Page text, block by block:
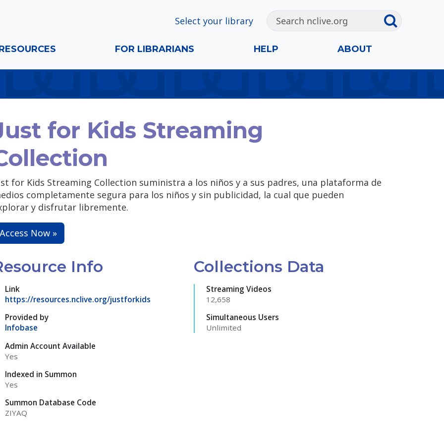
Select your library
FOR LIBRARIANS HELP ABOUT
for Kids Streaming
for Kids Streaming Collection suministra a los niños y a sus padres, una plataforma de
completamente segura para los niños y sin publicidad, la cual que pueden
y disfrutar libremente.
Access Now »
Info
Link
https://resources.nclive.org/justforkids
Provided by
Infobase
Admin Account Available
Yes
Indexed in Summon
Yes
Summon Database Code
ZIYAQ
Collections Data
Streaming Videos
12,658
Simultaneous Users
Unlimited